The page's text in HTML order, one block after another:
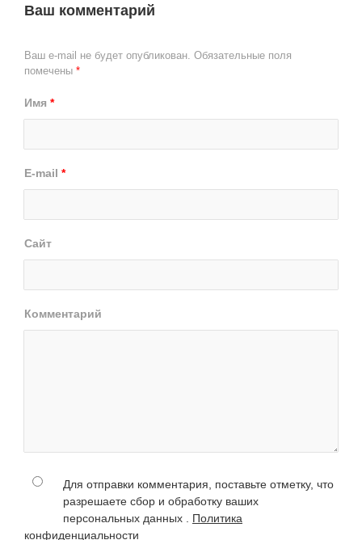
Ваш комментарий
Ваш e-mail не будет опубликован. Обязательные поля
помечены *
Имя *
E-mail *
Сайт
Комментарий
Для отправки комментария, поставьте отметку, что
разрешаете сбор и обработку ваших
персональных данных . Политика
конфиденциальности